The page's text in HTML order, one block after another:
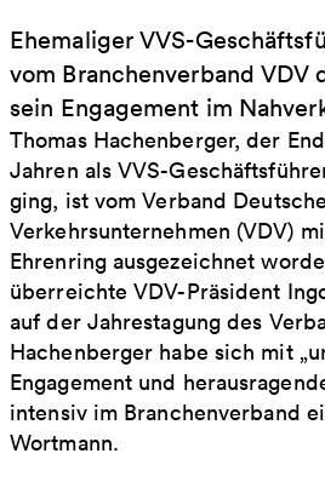
Ehemaliger VVS-
vom Branchenverband VDV
sein Engagement im
Thomas Hachenberger, der
Jahren als VVS-
ging, ist vom Verband
Verkehrsunternehmen (VDV)
Ehrenring ausgezeichnet
überreichte VDV-Präsident
auf der Jahrestagung des
Hachenberger habe sich mit
Engagement und
intensiv im Branchenverband
Wortmann.